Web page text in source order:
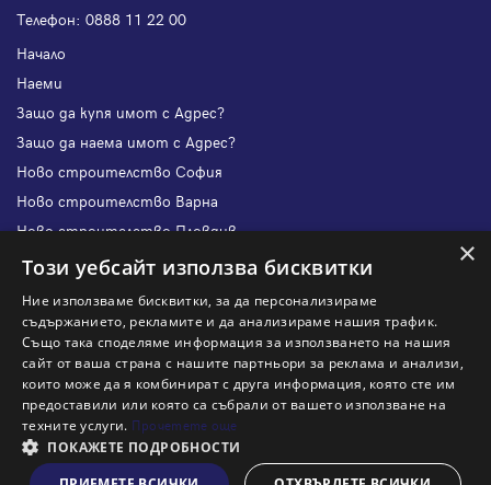
Телефон: 0888 11 22 00
Начало
Наеми
Защо да купя имот с Адрес?
Защо да наема имот с Адрес?
Ново строителство София
Ново строителство Варна
Ново строителство Пловдив
Ново строителство Бургас
Защо да отдам имот с Адрес?
Наши офиси
Кариери
Кои сме ние?
Франчайз
Блог
×
Този уебсайт използва бисквитки
Ние използваме бисквитки, за да персонализираме
съдържанието, рекламите и да анализираме нашия трафик.
Също така споделяме информация за използването на нашия
сайт от ваша страна с нашите партньори за реклама и анализи,
които може да я комбинират с друга информация, която сте им
предоставили или която са събрали от вашето използване на
техните услуги. Прочетете още
ПОКАЖЕТЕ ПОДРОБНОСТИ